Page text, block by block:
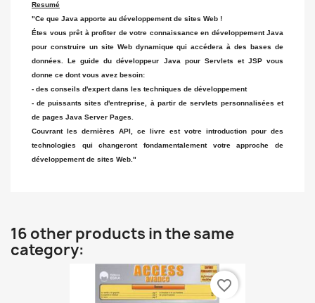
Resumé
"Ce que Java apporte au développement de sites Web !
Étes vous prêt à profiter de votre connaissance en développement Java
pour construire un site Web dynamique qui accédera à des bases de
données. Le guide du développeur Java pour Servlets et JSP vous
donne ce dont vous avez besoin:
- des conseils d'expert dans les techniques de développement
- de puissants sites d'entreprise, à partir de servlets personnalisées et
de pages Java Server Pages.
Couvrant les dernières API, ce livre est votre introduction pour des
technologies qui changeront fondamentalement votre approche de
développement de sites Web."
16 other products in the same
category:
favorite_border